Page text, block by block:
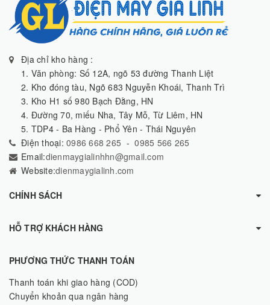
Địa chỉ kho hàng :
1. Văn phòng: Số 12A, ngõ 53 đường Thanh Liệt
2. Kho đóng tàu, Ngõ 683 Nguyễn Khoái, Thanh Trì
3. Kho H1 số 980 Bạch Đằng, HN
4. Đường 70, miếu Nha, Tây Mỗ, Từ Liêm, HN
5. TDP4 - Ba Hàng - Phổ Yên - Thái Nguyên
Điện thoại: 0986 668 265 -0985 566 265
Email:dienmaygialinhhn@gmail.com
Website:dienmaygialinh.com
CHÍNH SÁCH
HỖ TRỢ KHÁCH HÀNG
PHƯƠNG THỨC THANH TOÁN
Thanh toán khi giao hàng (COD)
Chuyển khoản qua ngân hàng